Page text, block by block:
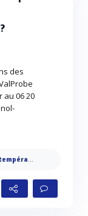
des
au 06 20
et pression